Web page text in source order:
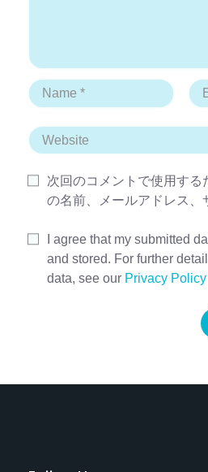
次回のコメントで使用する
の名前、メールアドレス、
I agree that my submitted
and stored. For further
data, see our Privacy Policy